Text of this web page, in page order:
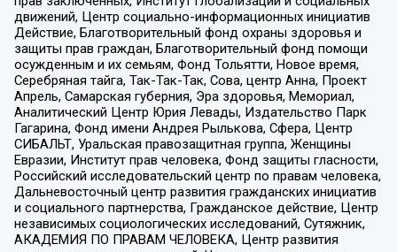
движений, Центр социально-информационных инициатив
Действие, Благотворительный фонд охраны здоровья и
защиты прав граждан, Благотворительный фонд помощи
осужденным и их семьям, Фонд Тольятти, Новое время,
Серебряная тайга, Так-Так-Так, Сова, центр Анна, Проект
Апрель, Самарская губерния, Эра здоровья, Мемориал,
Аналитический Центр Юрия Левады, Издательство Парк
Гагарина, Фонд имени Андрея Рылькова, Сфера, Центр
СИБАЛЬТ, Уральская правозащитная группа, Женщины
Евразии, Институт прав человека, Фонд защиты гласности,
Российский исследовательский центр по правам человека,
Дальневосточный центр развития гражданских инициатив
и социального партнерства, Гражданское действие, Центр
независимых социологических исследований, Сутяжник,
АКАДЕМИЯ ПО ПРАВАМ ЧЕЛОВЕКА, Центр развития